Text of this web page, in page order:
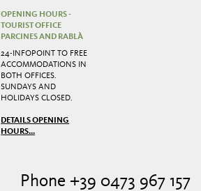
OPENING HOURS -
TOURIST OFFICE
PARCINES AND RABLÀ
24-INFOPOINT TO FREE
ACCOMMODATIONS IN
BOTH OFFICES.
SUNDAYS AND
HOLIDAYS CLOSED.
DETAILS OPENING
HOURS...
Phone +39 0473 967 157